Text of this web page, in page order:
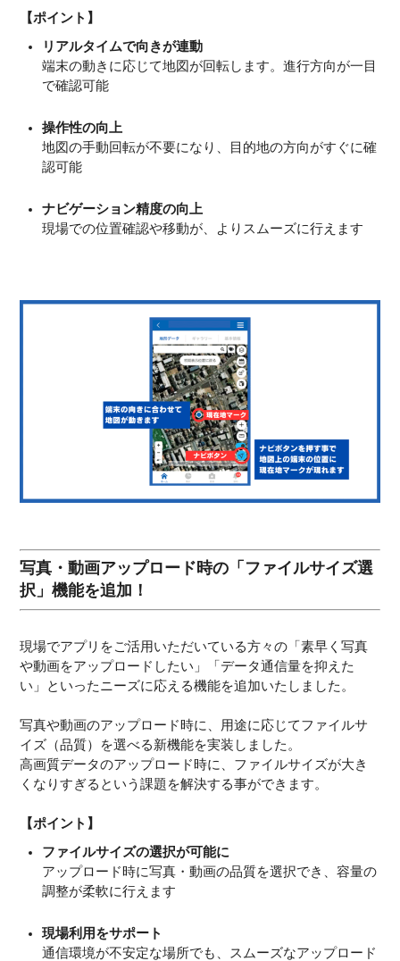
【ポイント】
リアルタイムで向きが連動
端末の動きに応じて地図が回転します。進行方向が一目
で確認可能
操作性の向上
地図の手動回転が不要になり、目的地の方向がすぐに確
認可能
ナビゲーション精度の向上
現場での位置確認や移動が、よりスムーズに行えます
写真・動画アップロード時の「ファイルサイズ選
択」機能を追加！
現場でアプリをご活用いただいている方々の「素早く写真
や動画をアップロードしたい」「データ通信量を抑えた
い」といったニーズに応える機能を追加いたしました。
写真や動画のアップロード時に、用途に応じてファイルサ
イズ（品質）を選べる新機能を実装しました。
高画質データのアップロード時に、ファイルサイズが大き
くなりすぎるという課題を解決する事ができます。
【ポイント】
ファイルサイズの選択が可能に
アップロード時に写真・動画の品質を選択でき、容量の
調整が柔軟に行えます
現場利用をサポート
通信環境が不安定な場所でも、スムーズなアップロード